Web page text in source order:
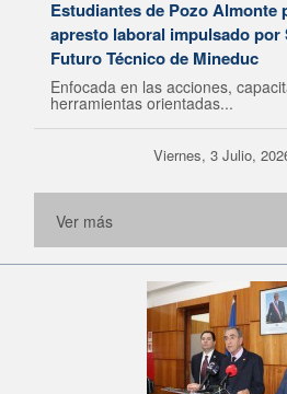
Estudiantes de Pozo Almonte
apresto laboral impulsado por
Futuro Técnico de Mineduc
Enfocada en las acciones,
herramientas orientadas...
Viernes, 3 Julio,
Ver más